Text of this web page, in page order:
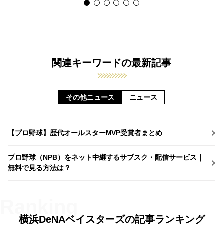
関連キーワードの最新記事
その他ニュース ニュース
【プロ野球】歴代オールスターMVP受賞者まとめ
プロ野球（NPB）をネット中継するサブスク・配信サービス｜
無料で見る方法は？
横浜DeNAベイスターズの記事ランキング